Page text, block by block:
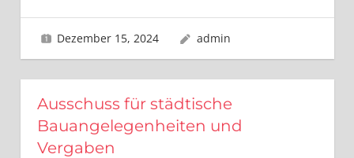
Dezember 15, 2024 admin
Ausschuss für städtische
Bauangelegenheiten und
Vergaben